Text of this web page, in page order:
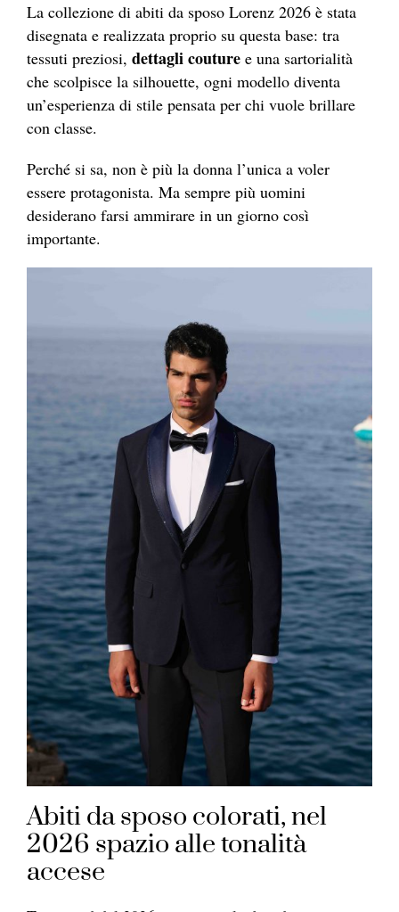
La collezione di abiti da sposo Lorenz 2026 è stata
disegnata e realizzata proprio su questa base: tra
tessuti preziosi, dettagli couture e una sartorialità
che scolpisce la silhouette, ogni modello diventa
un’esperienza di stile pensata per chi vuole brillare
con classe.
Perché si sa, non è più la donna l’unica a voler
essere protagonista. Ma sempre più uomini
desiderano farsi ammirare in un giorno così
importante.
Abiti da sposo colorati, nel
2026 spazio alle tonalità
accese